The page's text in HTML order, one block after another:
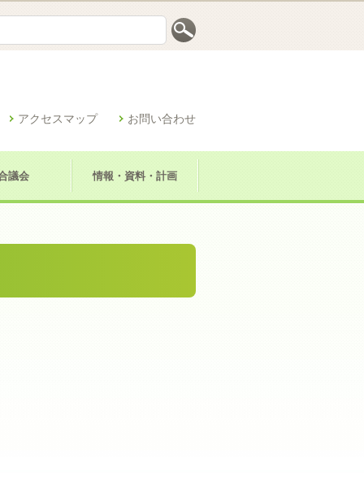
お問い合わせ
アクセスマップ
議会 情報・資料・計画